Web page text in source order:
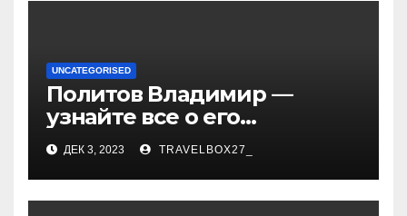
UNCATEGORISED
Политов Владимир —
узнайте все о его
биографии, возрасте и
впечатляющих
достижениях!
ДЕК 3, 2023 TRAVELBOX27_